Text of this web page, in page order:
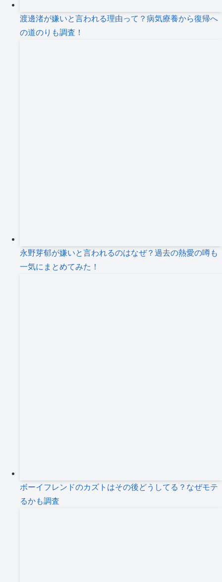
渡邊渚が嫌いと言われる理由って？病気療養から復帰へ
の道のりも調査！
永野芽郁が嫌いと言われるのはなぜ？過去の熱愛の噂も
一気にまとめてみた！
ボーイフレンドのカズトはその後どうしてる？なぜモテ
るかも調査